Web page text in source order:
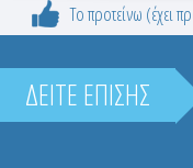
Το προτείνω (έχει
ΔΕΙΤΕ ΕΠΙΣΗΣ